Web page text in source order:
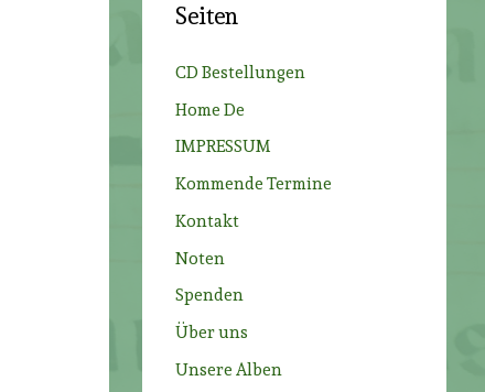
n
h
:
Seiten
CD Bestellungen
Home De
IMPRESSUM
Kommende Termine
Kontakt
Noten
Spenden
Über uns
Unsere Alben